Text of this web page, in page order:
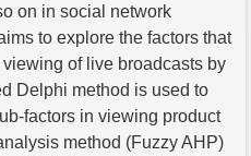
on in social network
to explore the factors that
of live broadcasts by
Delphi method is used to
factors in viewing product
method (Fuzzy AHP)